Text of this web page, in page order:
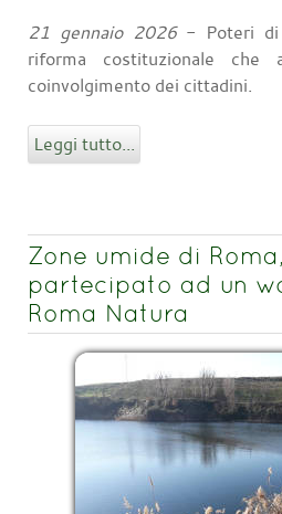
21 gennaio 2026- Poteri di
riforma costituzionale che
coinvolgimento dei cittadini.
Leggi tutto...
Zone umide di
partecipato ad un
Roma Natura